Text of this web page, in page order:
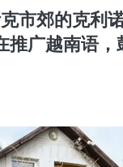
市郊的克利
广越南语